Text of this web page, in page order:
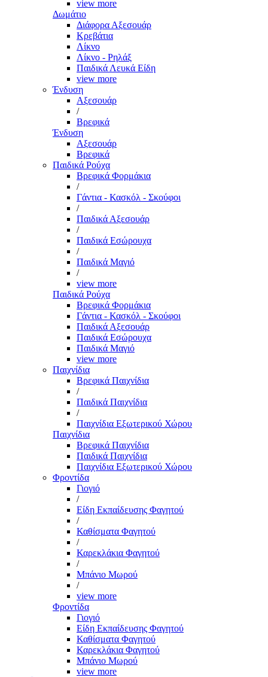
view more
Δωμάτιο
Διάφορα Αξεσουάρ
Κρεβάτια
Λίκνο
Λίκνο - Ρηλάξ
Παιδικά Λευκά Είδη
view more
Ένδυση
Αξεσουάρ
/
Βρεφικά
Ένδυση
Αξεσουάρ
Βρεφικά
Παιδικά Ρούχα
Βρεφικά Φορμάκια
/
Γάντια - Κασκόλ - Σκούφοι
/
Παιδικά Αξεσουάρ
/
Παιδικά Εσώρουχα
/
Παιδικά Μαγιό
/
view more
Παιδικά Ρούχα
Βρεφικά Φορμάκια
Γάντια - Κασκόλ - Σκούφοι
Παιδικά Αξεσουάρ
Παιδικά Εσώρουχα
Παιδικά Μαγιό
view more
Παιχνίδια
Βρεφικά Παιχνίδια
/
Παιδικά Παιχνίδια
/
Παιχνίδια Εξωτερικού Χώρου
Παιχνίδια
Βρεφικά Παιχνίδια
Παιδικά Παιχνίδια
Παιχνίδια Εξωτερικού Χώρου
Φροντίδα
Γιογιό
/
Είδη Εκπαίδευσης Φαγητού
/
Καθίσματα Φαγητού
/
Καρεκλάκια Φαγητού
/
Μπάνιο Μωρού
/
view more
Φροντίδα
Γιογιό
Είδη Εκπαίδευσης Φαγητού
Καθίσματα Φαγητού
Καρεκλάκια Φαγητού
Μπάνιο Μωρού
view more